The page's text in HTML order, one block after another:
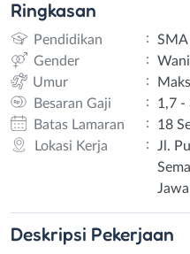
Ringkasan
Pendidikan :
Gender
:
Umur
:
Besaran Gaji
:
1,7 -
Batas Lamaran
:
18
Lokasi Kerja
:
Jl.
Deskripsi Pekerjaan